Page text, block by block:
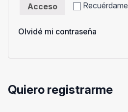
Recuérdame
Acceso
Olvidé mi contraseña
Quiero registrarme